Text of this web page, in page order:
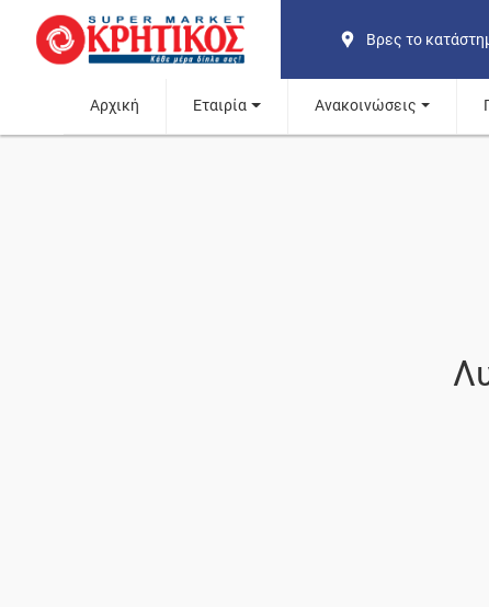
Βρες το
Αρχική Εταιρία Ανακοινώσεις